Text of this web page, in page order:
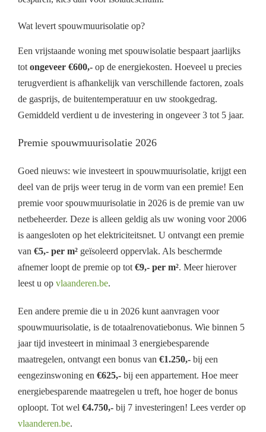
Wat levert spouwmuurisolatie op?
Een vrijstaande woning met spouwisolatie bespaart jaarlijks
tot ongeveer €600,- op de energiekosten. Hoeveel u precies
terugverdient is afhankelijk van verschillende factoren, zoals
de gasprijs, de buitentemperatuur en uw stookgedrag.
Gemiddeld verdient u de investering in ongeveer 3 tot 5 jaar.
Premie spouwmuurisolatie 2026
Goed nieuws: wie investeert in spouwmuurisolatie, krijgt een
deel van de prijs weer terug in de vorm van een premie! Een
premie voor spouwmuurisolatie in 2026 is de premie van uw
netbeheerder. Deze is alleen geldig als uw woning voor 2006
is aangesloten op het elektriciteitsnet. U ontvangt een premie
van €5,- per m² geïsoleerd oppervlak. Als beschermde
afnemer loopt de premie op tot €9,- per m². Meer hierover
leest u op vlaanderen.be.
Een andere premie die u in 2026 kunt aanvragen voor
spouwmuurisolatie, is de totaalrenovatiebonus. Wie binnen 5
jaar tijd investeert in minimaal 3 energiebesparende
maatregelen, ontvangt een bonus van €1.250,- bij een
eengezinswoning en €625,- bij een appartement. Hoe meer
energiebesparende maatregelen u treft, hoe hoger de bonus
oploopt. Tot wel €4.750,- bij 7 investeringen! Lees verder op
vlaanderen.be.